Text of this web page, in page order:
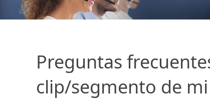
Preguntas
clip/segmento de mi